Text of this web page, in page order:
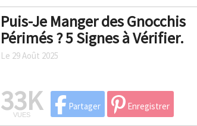
Puis-Je Manger des Gnocchis
Périmés ? 5 Signes à Vérifier.
Le 29 Août 2025
33K
VUES
Partager Enregistrer